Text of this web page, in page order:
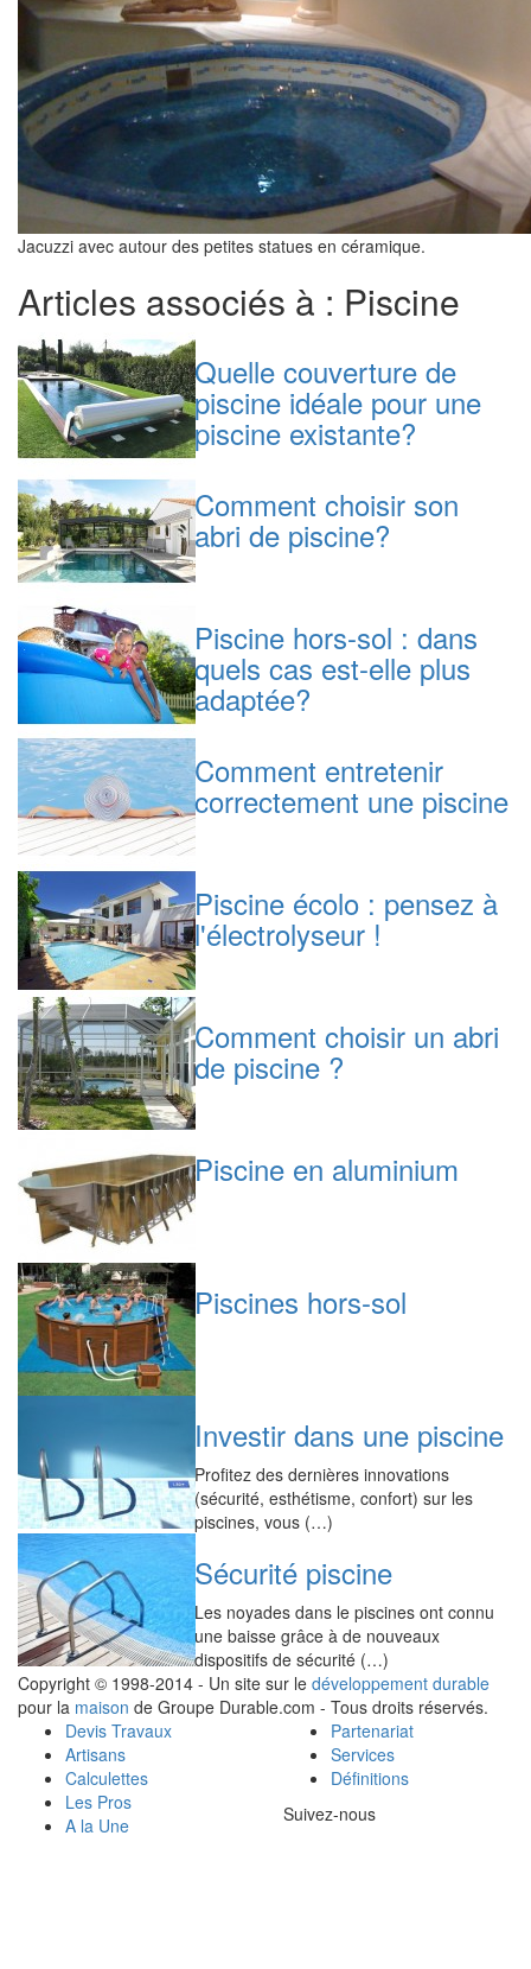
Jacuzzi avec autour des petites statues en céramique.
Articles associés à : Piscine
Quelle couverture de
piscine idéale pour une
piscine existante?
Comment choisir son
abri de piscine?
Piscine hors-sol : dans
quels cas est-elle plus
adaptée?
Comment entretenir
correctement une piscine
Piscine écolo : pensez à
l'électrolyseur !
Comment choisir un abri
de piscine ?
Piscine en aluminium
Piscines hors-sol
Investir dans une piscine
Profitez des dernières innovations
(sécurité, esthétisme, confort) sur les
piscines, vous (…)
Sécurité piscine
Les noyades dans le piscines ont connu
une baisse grâce à de nouveaux
dispositifs de sécurité (…)
Copyright © 1998-2014 - Un site sur le développement durable
pour la maison de Groupe Durable.com - Tous droits réservés.
Devis Travaux
Artisans
Calculettes
Les Pros
A la Une
Partenariat
Services
Définitions
Suivez-nous